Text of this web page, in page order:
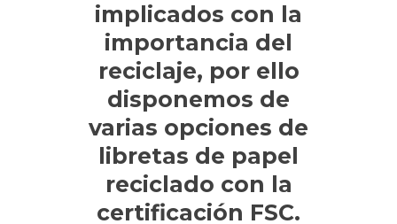
implicados con la
importancia del
reciclaje, por ello
disponemos de
varias opciones de
libretas de papel
reciclado con la
certificación FSC.